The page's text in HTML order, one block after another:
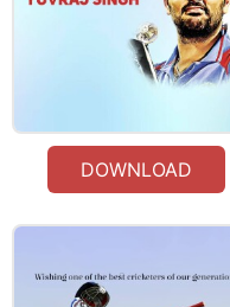
DOWNLOAD